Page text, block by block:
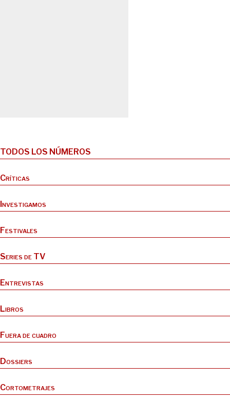
TODOS LOS NÚMEROS
Críticas
Investigamos
Festivales
Series de TV
Entrevistas
Libros
Fuera de cuadro
Dossiers
Cortometrajes